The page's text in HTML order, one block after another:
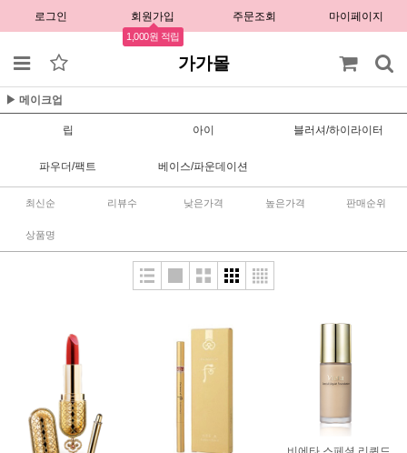
로그인 회원가입
1,000원 적립
주문조회 마이페이지
가가몰
▶ 메이크업
립 아이 블러셔/하이라이터
파우더/팩트 베이스/파운데이션
최신순 리뷰수 낮은가격 높은가격 판매순위
상품명